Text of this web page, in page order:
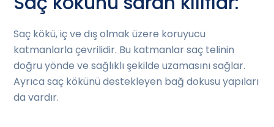
Saç kökü, iç ve dış olmak üzere koruyucu
katmanlarla çevrilidir. Bu katmanlar saç telinin
doğru yönde ve sağlıklı şekilde uzamasını sağlar.
Ayrıca saç kökünü destekleyen bağ dokusu yapıları
da vardır.